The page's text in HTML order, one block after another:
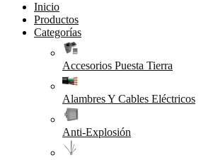
Inicio
Productos
Categorías
Accesorios Puesta Tierra
Alambres Y Cables Eléctricos
Anti-Explosión